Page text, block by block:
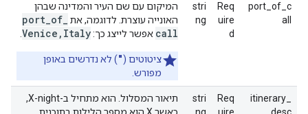
port_of_c
all
Req
uire
d
stri
ng
המיקום עם שם העיר והמדינה שבהן
האונייה עוצרת. לדוגמה, את
port of
call אפשר לייצג כך: Venice , Italy
ציטוטים (") לא נדרשים באופן
מפורש.
itinerary_
Req
stri
תיאור המסלול. הוא מתחיל ב-X-night,